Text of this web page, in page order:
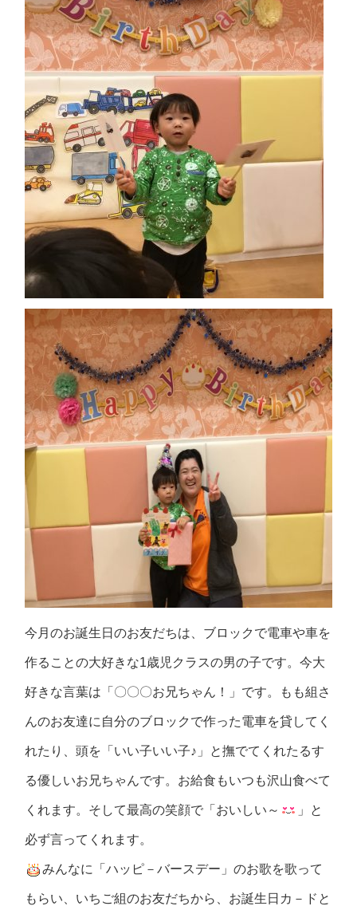
今月のお誕生日のお友だちは、ブロックで電車や車を
作ることの大好きな1歳児クラスの男の子です。今大
好きな言葉は「〇〇〇お兄ちゃん！」です。もも組さ
んのお友達に自分のブロックで作った電車を貸してく
れたり、頭を「いい子いい子♪」と撫でてくれたるす
る優しいお兄ちゃんです。お給食もいつも沢山食べて
くれます。そして最高の笑顔で「おいしい～ 」と
必ず言ってくれます。
みんなに「ハッピ－バースデー」のお歌を歌って
もらい、いちご組のお友だちから、お誕生日カ－ドと